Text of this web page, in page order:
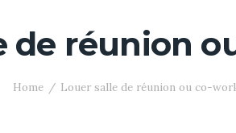
de réunion
Home Louer salle de réunion ou co-